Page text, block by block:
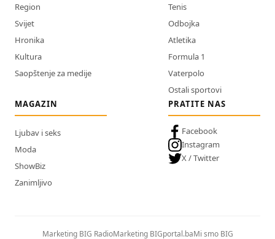
Region
Svijet
Hronika
Kultura
Saopštenje za medije
Tenis
Odbojka
Atletika
Formula 1
Vaterpolo
Ostali sportovi
MAGAZIN
Ljubav i seks
Moda
ShowBiz
Zanimljivo
PRATITE NAS
Facebook
Instagram
X / Twitter
Marketing BIG RadioMarketing BIGportal.baMi smo BIG